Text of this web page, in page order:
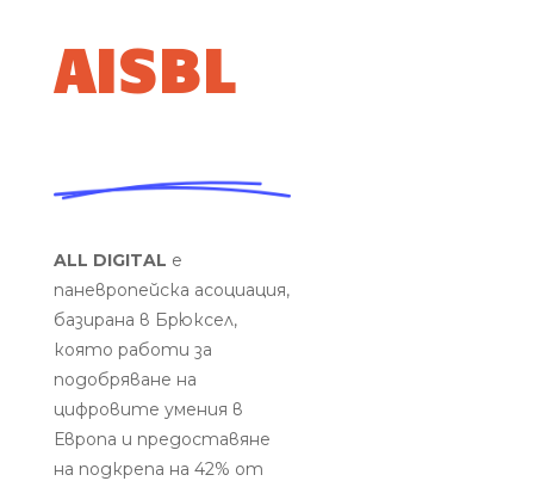
LITERATURE REVIEW
AISBL
ALL DIGITAL е
паневропейска асоциация,
базирана в Брюксел,
която работи за
подобряване на
цифровите умения в
Европа и предоставяне
на подкрепа на 42% от